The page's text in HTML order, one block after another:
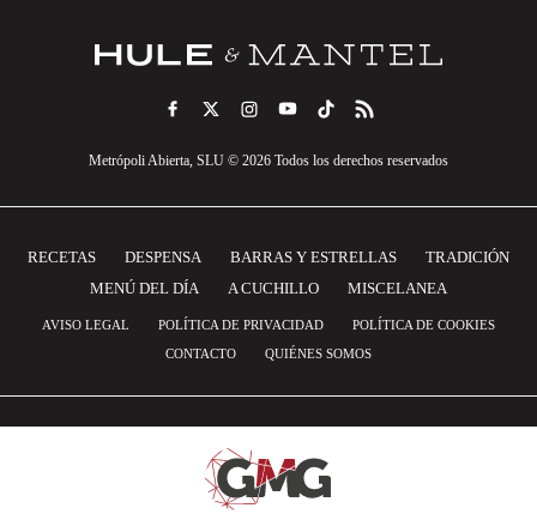
Metrópoli Abierta, SLU © 2026 Todos los derechos reservados
RECETAS DESPENSA BARRAS Y ESTRELLAS
TRADICIÓN
MENÚ DEL DÍA
A CUCHILLO MISCELANEA
AVISO LEGAL POLÍTICA DE PRIVACIDAD
POLÍTICA DE COOKIES
CONTACTO
QUIÉNES SOMOS